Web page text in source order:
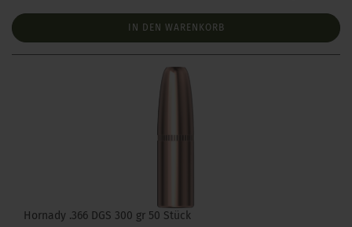
IN DEN WARENKORB
Hornady .366 DGS 300 gr 50 Stück